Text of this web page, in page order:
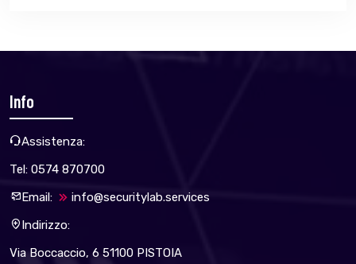
Info
Assistenza:
Tel: 0574 870700
Email:
info@securitylab.services
Indirizzo:
Via Boccaccio, 6 51100 PISTOIA